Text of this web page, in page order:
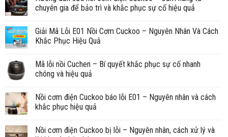
chuyên gia để bảo trì và khắc phục sự cố hiệu quả
Giải Mã Lỗi E01 Nồi Cơm Cuckoo – Nguyên Nhân Và Cách
Khắc Phục Hiệu Quả
Mã lỗi nồi Cuchen – Bí quyết khắc phục sự cố nhanh
chóng và hiệu quả
Nồi cơm điện Cuckoo báo lỗi E01 – Nguyên nhân và cách
khắc phục hiệu quả
Nồi cơm điện Cuckoo bị lỗi – Nguyên nhân, cách xử lý và